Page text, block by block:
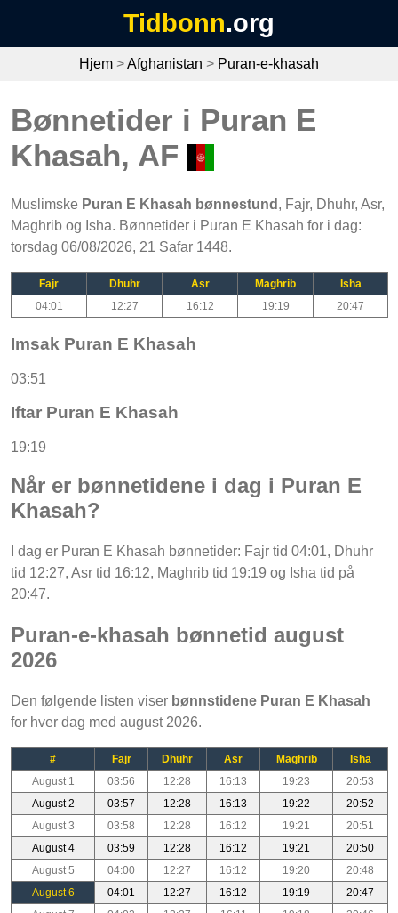
Tidbonn.org
Hjem >Afghanistan > Puran-e-khasah
Bønnetider i Puran E
Khasah, AF
Muslimske Puran E Khasah bønnestund , Fajr, Dhuhr, Asr,
Maghrib og Isha. Bønnetider i Puran E Khasah for i dag:
torsdag 06/08/2026, 21 Safar 1448.
Fajr Dhuhr Asr Maghrib
Isha
04:01
12:27 16:12 19:19 20:47
Imsak Puran E Khasah
03:51
Iftar Puran E Khasah
19:19
Når er bønnetidene i dag i Puran E
Khasah?
I dag er Puran E Khasah bønnetider: Fajr tid 04:01, Dhuhr
tid 12:27, Asr tid 16:12, Maghrib tid 19:19 og Isha tid på
20:47.
Puran-e-khasah bønnetid august
2026
Den følgende listen viser bønnstidene Puran E Khasah
for hver dag med august 2026.
# Fajr Dhuhr Asr Maghrib
Isha
August 1
03:56 12:28 16:13 19:23
20:53
August 2
03:57 12:28 16:13 19:22
20:52
August 3
03:58 12:28 16:12 19:21
20:51
August 4
03:59 12:28 16:12 19:21
20:50
August 5
04:00 12:27 16:12 19:20
20:48
August 6
04:01 12:27 16:12 19:19
20:47